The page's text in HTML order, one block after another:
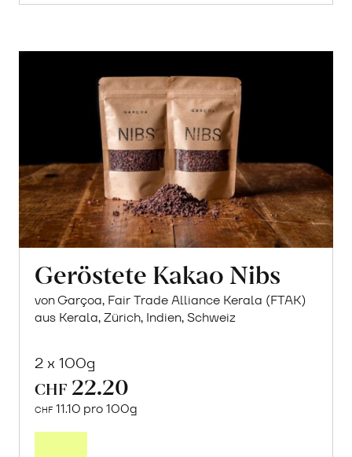
Geröstete Kakao Nibs
von Garçoa, Fair Trade Alliance Kerala (FTAK)
aus Kerala, Zürich, Indien, Schweiz
2 x 100g
CHF 22.20
CHF 11.10 pro 100g